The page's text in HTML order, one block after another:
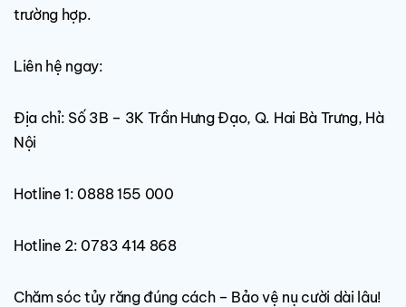
trường hợp.
Liên hệ ngay:
Địa chỉ: Số 3B – 3K Trần Hưng Đạo, Q. Hai Bà Trưng, Hà
Nội
Hotline 1: 0888 155 000
Hotline 2: 0783 414 868
Chăm sóc tủy răng đúng cách – Bảo vệ nụ cười dài lâu!